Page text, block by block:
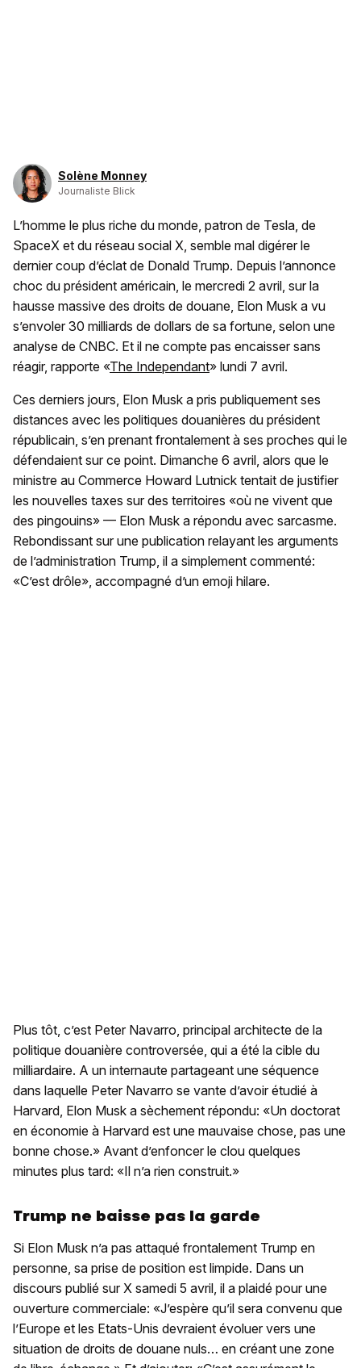
Solène Monney
Journaliste Blick
L’homme le plus riche du monde, patron de Tesla, de
SpaceX et du réseau social X, semble mal digérer le
dernier coup d’éclat de Donald Trump. Depuis l’annonce
choc du président américain, le mercredi 2 avril, sur la
hausse massive des droits de douane, Elon Musk a vu
s’envoler 30 milliards de dollars de sa fortune, selon une
analyse de CNBC. Et il ne compte pas encaisser sans
réagir, rapporte «The Independant» lundi 7 avril.
Ces derniers jours, Elon Musk a pris publiquement ses
distances avec les politiques douanières du président
républicain, s’en prenant frontalement à ses proches qui le
défendaient sur ce point. Dimanche 6 avril, alors que le
ministre au Commerce Howard Lutnick tentait de justifier
les nouvelles taxes sur des territoires «où ne vivent que
des pingouins» — Elon Musk a répondu avec sarcasme.
Rebondissant sur une publication relayant les arguments
de l’administration Trump, il a simplement commenté:
«C’est drôle», accompagné d’un emoji hilare.
Plus tôt, c’est Peter Navarro, principal architecte de la
politique douanière controversée, qui a été la cible du
milliardaire. A un internaute partageant une séquence
dans laquelle Peter Navarro se vante d’avoir étudié à
Harvard, Elon Musk a sèchement répondu: «Un doctorat
en économie à Harvard est une mauvaise chose, pas une
bonne chose.» Avant d’enfoncer le clou quelques
minutes plus tard: «Il n’a rien construit.»
Trump ne baisse pas la garde
Si Elon Musk n’a pas attaqué frontalement Trump en
personne, sa prise de position est limpide. Dans un
discours publié sur X samedi 5 avril, il a plaidé pour une
ouverture commerciale: «J’espère qu’il sera convenu que
l’Europe et les Etats-Unis devraient évoluer vers une
situation de droits de douane nuls… en créant une zone